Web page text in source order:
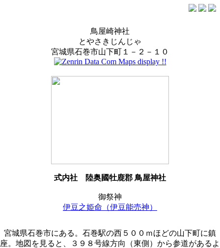
鳥屋崎神社
とやさきじんじゃ
宮城県石巻市山下町１－２－１０
式内社 陸奥國牡鹿郡 鳥屋神社
御祭神
伊豆之姫命（伊豆能売神）
宮城県石巻市にある。石巻駅の西５００ｍほどの山下町に鎮
座。地図を見ると、３９８号線方向（東側）から参道があるよ